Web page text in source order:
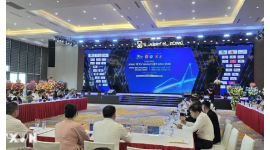
Quảng Trị: Mùa mưa lũ cận kề,
thường trực nỗi lo bờ sông 'nuốt' đất
06/08/2026 05:14
Mưa dông khiến hàng chục
chuyến bay tới Nội Bài không thể hạ